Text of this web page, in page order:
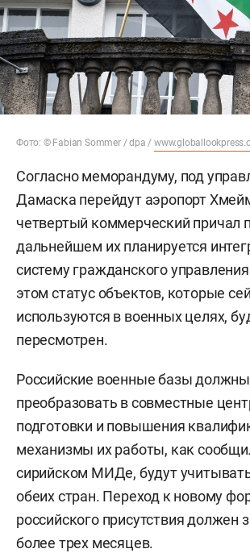
Фото: © Fabian Sommer / dpa /
Согласно меморандуму, под
Дамаска перейдут аэропорт
четвертый коммерческий причал
дальнейшем их планируется
систему гражданского
этом статус объектов, которые
используются в военных целях,
пересмотрен.
Российские военные базы должны
преобразовать в совместные
подготовки и повышения
механизмы их работы, как
сирийском МИДе, будут
обеих стран. Переход к новому
российского присутствия должен
более трех месяцев.